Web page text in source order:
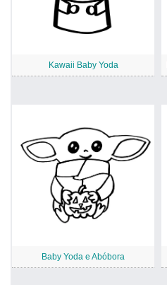
Kawaii Baby Yoda
Baby Yoda e Abóbora